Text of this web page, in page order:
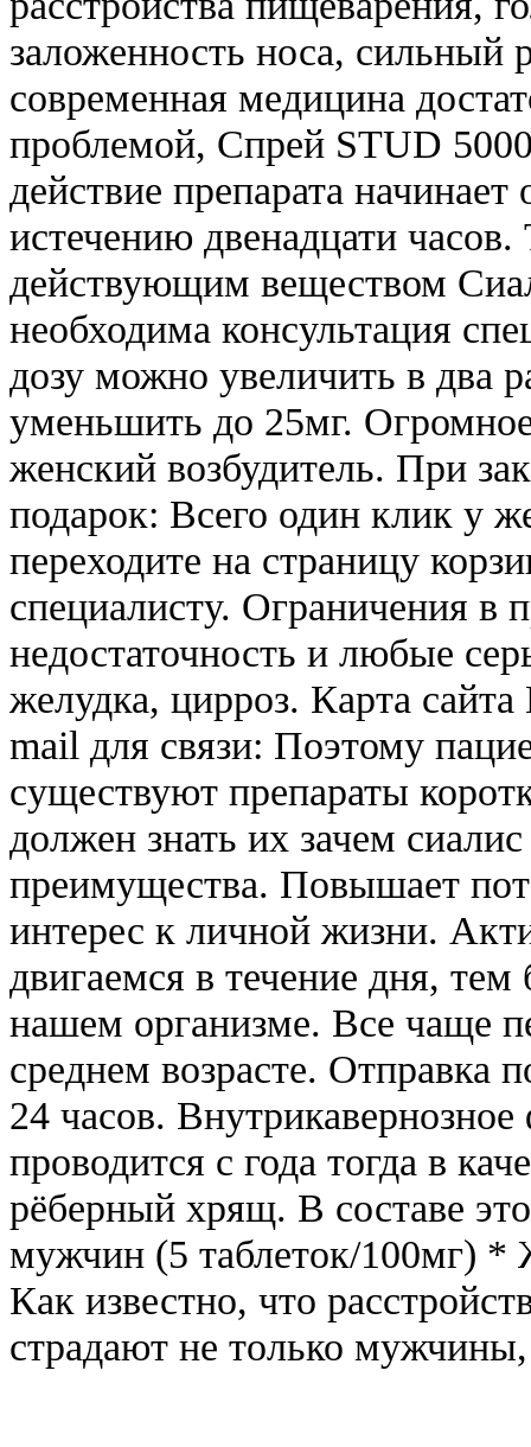
заложенность носа,
современная медицина
проблемой, Спрей STUD
действие препарата
истечению двенадцати
действующим веществом
необходима консультация
дозу можно увеличить в два
уменьшить до 25мг.
женский возбудитель. При
подарок: Всего один клик у
переходите на страницу
специалисту. Ограничения в
недостаточность и любые
желудка, цирроз. Карта
mail для связи: Поэтому
существуют препараты
должен знать их зачем
преимущества. Повышает
интерес к личной жизни.
двигаемся в течение дня, тем
нашем организме. Все чаще
среднем возрасте. Отправка
24 часов.
проводится с года тогда в
рёберный хрящ. В составе
мужчин (5 таблеток/100мг) *
Как известно, что
страдают не только